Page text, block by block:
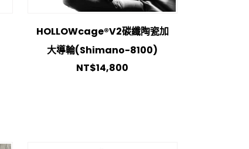
HOLLOWcage®V2碳纖陶瓷加
大導輪(Shimano-8100)
NT$14,800